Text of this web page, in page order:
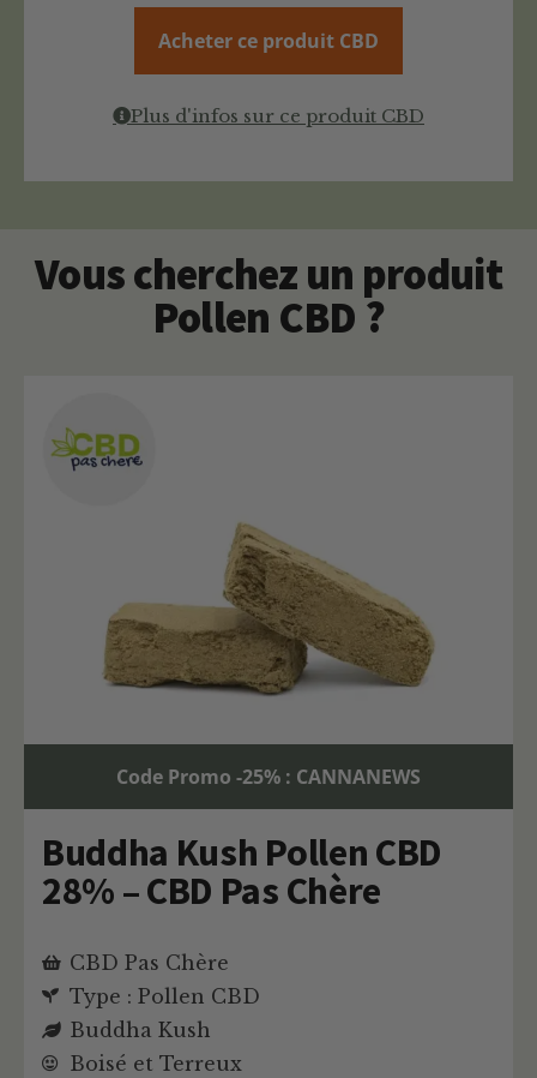
Acheter ce produit CBD
Plus d'infos sur ce produit CBD
Vous cherchez un produit
Pollen CBD ?
Code Promo -25% : CANNANEWS
Buddha Kush Pollen CBD
28% – CBD Pas Chère
CBD Pas Chère
Type : Pollen CBD
Buddha Kush
Boisé et Terreux